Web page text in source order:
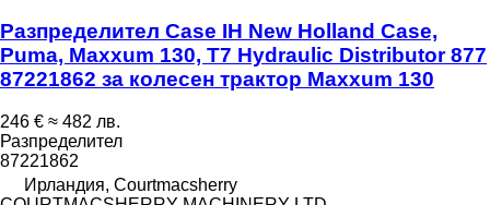
Разпределител Case IH New Holland Case,
Puma, Maxxum 130, T7 Hydraulic Distributor 877
87221862 за колесен трактор Maxxum 130
246 € ≈ 482 лв.
Разпределител
87221862
Ирландия, Courtmacsherry